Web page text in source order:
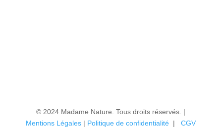
© 2024 Madame Nature. Tous droits réservés. |
Mentions Légales | Politique de confidentialité |CGV